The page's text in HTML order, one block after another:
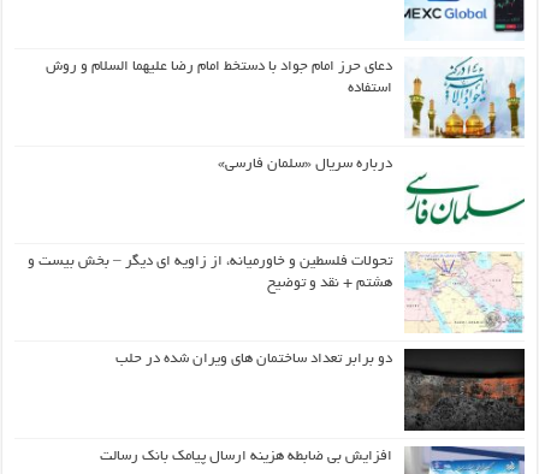
دعای حرز امام جواد با دستخط امام رضا علیهما السلام و روش
استفاده
درباره سریال «سلمان فارسی»
تحولات فلسطین و خاورمیانه، از زاویه ای دیگر – بخش بیست و
هشتم + نقد و توضیح
دو برابر تعداد ساختمان های ویران شده در حلب
افزایش بی ضابطه هزینه ارسال پیامک بانک رسالت